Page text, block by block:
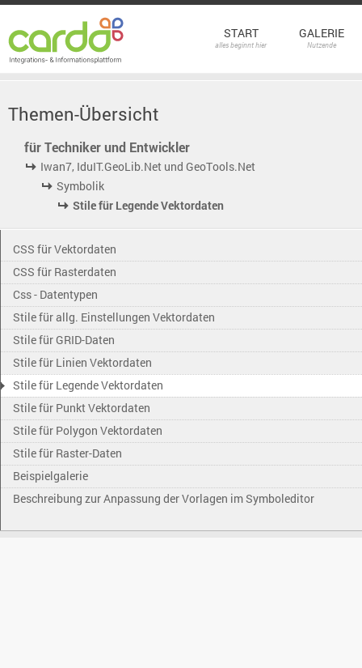
START
alles beginnt hier
GALERIE
Nutzende
Themen-Übersicht
für Techniker und Entwickler
Iwan7, IduIT.GeoLib.Net und GeoTools.Net
Symbolik
Stile für Legende Vektordaten
CSS für Vektordaten
CSS für Rasterdaten
Css - Datentypen
Stile für allg. Einstellungen Vektordaten
Stile für GRID-Daten
Stile für Linien Vektordaten
Stile für Legende Vektordaten
Stile für Punkt Vektordaten
Stile für Polygon Vektordaten
Stile für Raster-Daten
Beispielgalerie
Beschreibung zur Anpassung der Vorlagen im Symboleditor